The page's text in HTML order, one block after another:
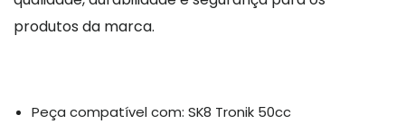
produtos da marca.
Peça compatível com: SK8 Tronik 50cc